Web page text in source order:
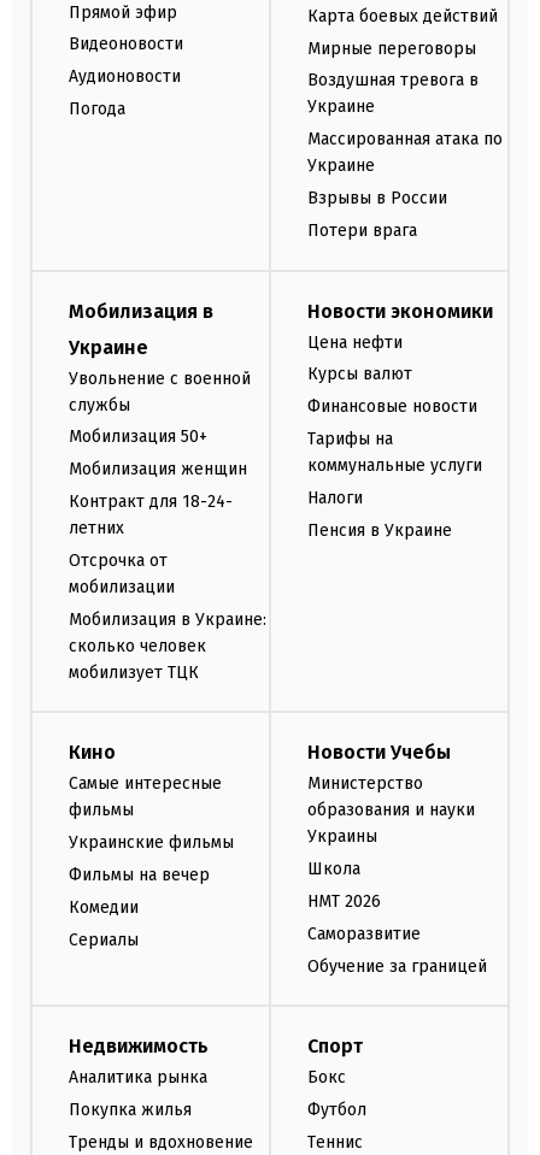
Прямой эфир
Видеоновости
Аудионовости
Погода
Карта боевых действий
Мирные переговоры
Воздушная тревога в
Украине
Массированная атака по
Украине
Взрывы в России
Потери врага
Мобилизация в
Украине
Увольнение с военной
службы
Мобилизация 50+
Мобилизация женщин
Контракт для 18-24-
летних
Отсрочка от
мобилизации
Мобилизация в Украине:
сколько человек
мобилизует ТЦК
Новости экономики
Цена нефти
Курсы валют
Финансовые новости
Тарифы на
коммунальные услуги
Налоги
Пенсия в Украине
Кино
Самые интересные
фильмы
Украинские фильмы
Фильмы на вечер
Комедии
Сериалы
Новости Учебы
Министерство
образования и науки
Украины
Школа
НМТ 2026
Саморазвитие
Обучение за границей
Недвижимость
Аналитика рынка
Покупка жилья
Тренды и вдохновение
Спорт
Бокс
Футбол
Теннис